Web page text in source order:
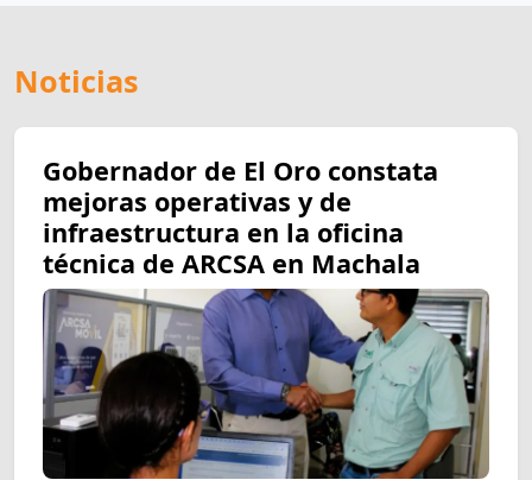
Noticias
Gobernador de El Oro constata
mejoras operativas y de
infraestructura en la oficina
técnica de ARCSA en Machala